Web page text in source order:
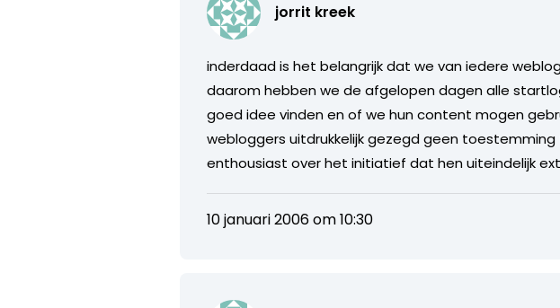
jorrit kreek
inderdaad is het belangrijk dat we van iedere
daarom hebben we de afgelopen dagen alle
goed idee vinden en of we hun content mogen
webloggers uitdrukkelijk gezegd geen
enthousiast over het initiatief dat hen uiteindelijk
10 januari 2006 om 10:30